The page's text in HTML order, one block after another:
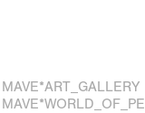
MAVE*ART_GALLERY